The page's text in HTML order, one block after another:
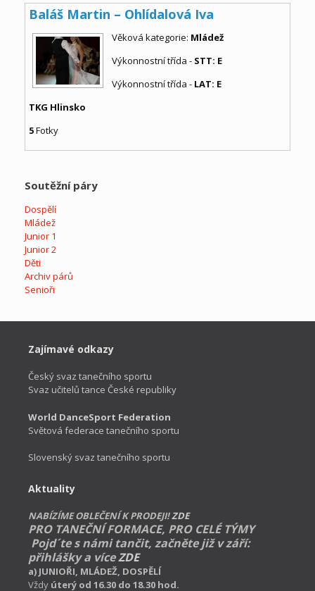
Baláš Martin – Ohlídalová Iva
Věková kategorie: Mládež
Výkonnostní třída - STT: E
Výkonnostní třída - LAT: E
TKG Hlinsko
5Fotky
Soutěžní páry
Dospělí
Mládež
Junior 1
Junior 2
Děti
Archiv párů
Senioři
Zajímavé odkazy
Český svaz tanečního sportu
Svaz učitelů tance České republiky
World DanceSport Federation
Světová federace tanečního sportu
Slovenský svaz tanečního sportu
Aktuality
NABÍZÍME OBLEČENÍ K PRODEJI!ZDE
PRO TANEČNÍ FORMACE, PRO CELÉ TÝMY
Pojd´te s námi tančit, začněte již v září:
přihlášky a víceZDE
a) JUNIOŘI, MLÁDEŽ, DOSPĚLÍ
Vždy úterý od 16.30 do 18.30 hod.